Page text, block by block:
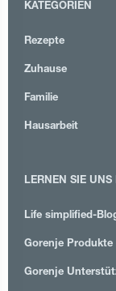
KATEGORIEN
Rezepte
Zuhause
Familie
Hausarbeit
LERNEN SIE UNS
Life simplified-
Gorenje Produkte
Gorenje